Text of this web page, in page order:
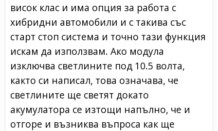
висок клас и има опция за работа с
хибридни автомобили и с такива със
старт стоп система и точно тази функция
искам да използвам. Ако модула
изключва светлините под 10.5 волта,
както си написал, това означава, че
светлините ще светят докато
акумулатора се изтощи напълно, че и
отгоре и възниква въпроса как ще